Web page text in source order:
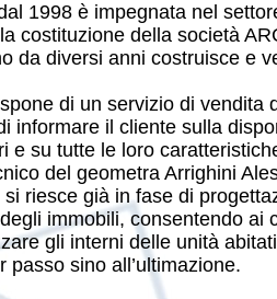
1998 è impegnata nel
costituzione della società
da diversi anni costruisce e
di un servizio di vendita
informare il cliente sulla
e su tutte le loro
del geometra Arrighini
riesce già in fase di
immobili, consentendo ai
gli interni delle unità
passo sino all’ultimazione.